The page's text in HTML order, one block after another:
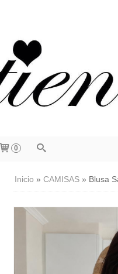
0
Inicio » CAMISAS» Blusa